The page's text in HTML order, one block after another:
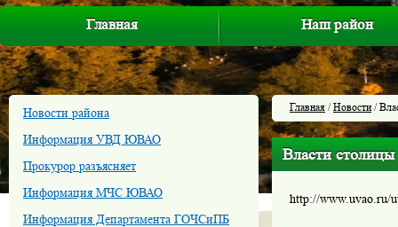
Главная Наш район
Новости района
Информация УВД ЮВАО
Прокурор разъясняет
Информация МЧС ЮВАО
Информация Департамента ГОЧСиПБ
Главная /Новости/
Власти столицы
http://www.uvao.ru/